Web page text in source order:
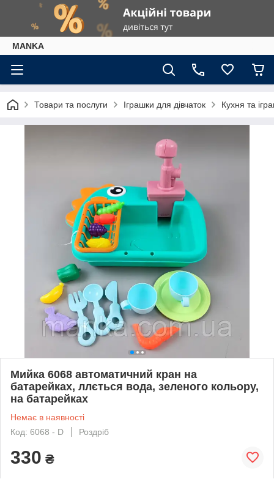
МАNKА
Товари та послуги Іграшки для дівчаток Кухня та
Мийка 6068 автоматичний кран на
батарейках, ллється вода, зеленого кольору,
на батарейках
Немає в наявності
Код: 6068 - D
Роздріб
330 ₴